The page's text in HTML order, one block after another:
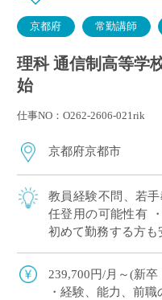
京都府 常勤講師
理科 通信制高等学
始
仕事NO：O262-2606-021rik
京都府京都市
教員経験不問、若
任登用の可能性有
初めて勤務する方
隣他府県からも1時
239,700円/月～(新
・経験、能⼒、前